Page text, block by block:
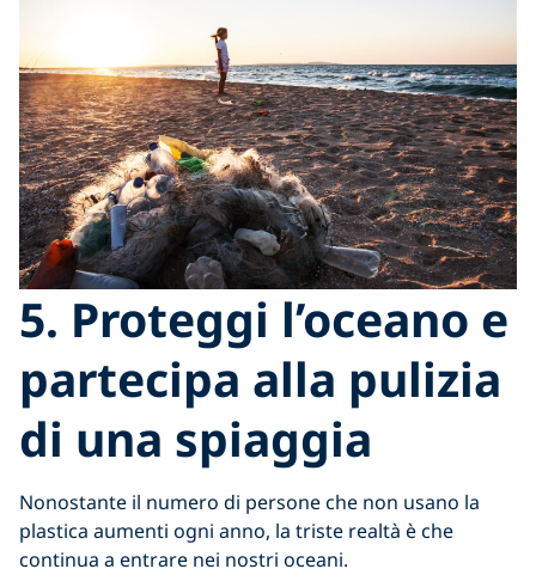
5. Proteggi l’oceano e
partecipa alla pulizia
di una spiaggia
Nonostante il numero di persone che non usano la
plastica aumenti ogni anno, la triste realtà è che
continua a entrare nei nostri oceani.